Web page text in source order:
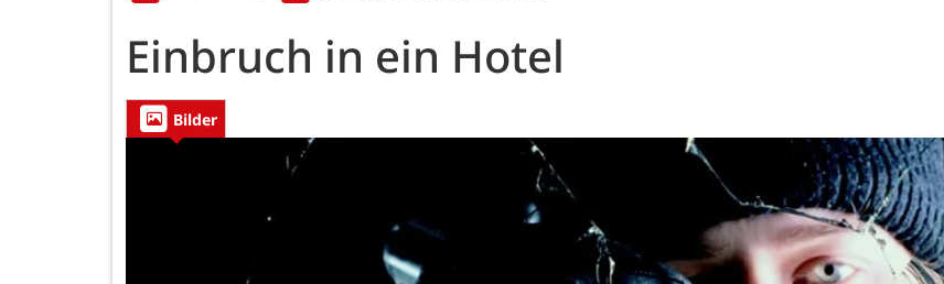
Einbruch in ein Hotel
Bilder